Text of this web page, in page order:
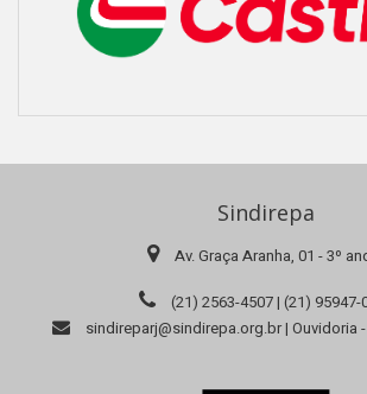
Sindirepa
Av. Graça Aranha, 01 - 3º
(21) 2563-4507 | (21) 95947-
sindireparj@sindirepa.org.br | Ouvidoria